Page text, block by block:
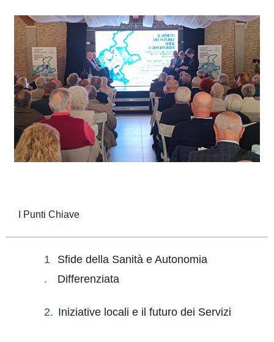
I Punti Chiave
Sfide della Sanità e Autonomia
Differenziata
Iniziative locali e il futuro dei Servizi